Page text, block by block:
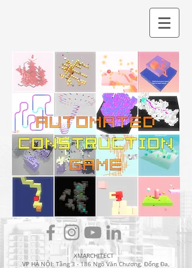
XMARCHITECT
VP HÀ NỘI: Tầng 3 - 186 Ngõ Văn Chương, Đống Đa,